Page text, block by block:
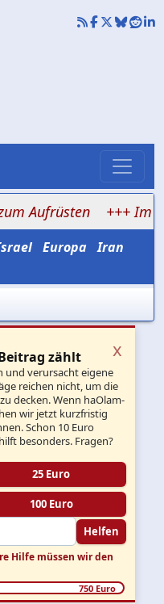
+++ Im Schatten
Europa Iran
zählt
und verursacht eigene
reichen nicht, um die
decken. Wenn haOlam-
wir jetzt kurzfristig
Schon 10 Euro
besonders. Fragen?
25 Euro
100 Euro
Helfen
x
Hilfe müssen wir den
750 Euro